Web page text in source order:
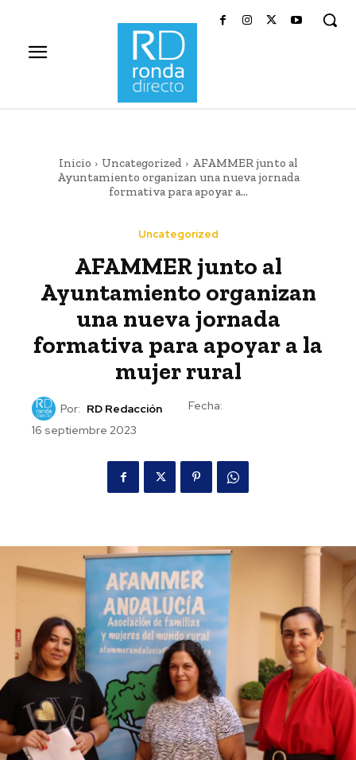
Inicio Uncategorized
AFAMMER junto al
Ayuntamiento organizan una nueva jornada
formativa para apoyar a...
Uncategorized
AFAMMER junto al
Ayuntamiento organizan
una nueva jornada
formativa para apoyar a la
mujer rural
Por: RD Redacción
Fecha:
16 septiembre 2023